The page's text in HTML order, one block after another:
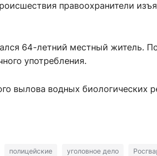
правоохранители
64-летний местный житель.
употребления.
вылова водных биологических
полицейские уголовное дело